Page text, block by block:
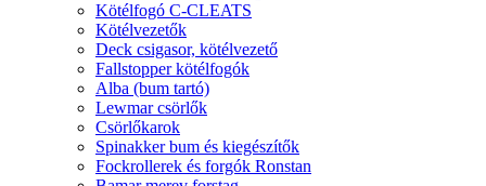
Kötélfogó C-CLEATS
Kötélvezetők
Deck csigasor, kötélvezető
Fallstopper kötélfogók
Alba (bum tartó)
Lewmar csörlők
Csörlőkarok
Spinakker bum és kiegészítők
Fockrollerek és forgók Ronstan